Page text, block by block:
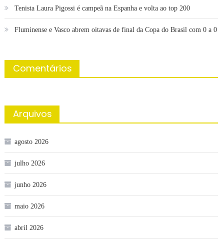
Tenista Laura Pigossi é campeã na Espanha e volta ao top 200
Fluminense e Vasco abrem oitavas de final da Copa do Brasil com 0 a 0
Comentários
Arquivos
agosto 2026
julho 2026
junho 2026
maio 2026
abril 2026